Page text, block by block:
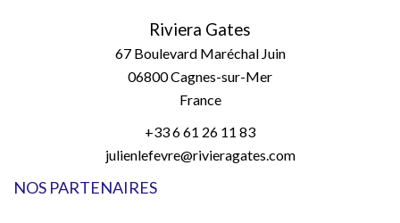
Riviera Gates
67 Boulevard Maréchal Juin
06800Cagnes-sur-Mer
France
+33 6 61 26 11 83
julienlefevre@rivieragates.com
NOS PARTENAIRES